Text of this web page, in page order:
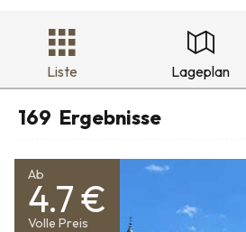
Liste Lageplan
169 Ergebnisse
Ab
4.7 €
Volle Preis